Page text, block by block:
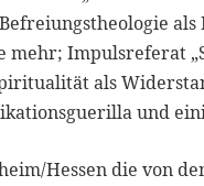
mehr; Impulsreferat
als
und
Hessen die von